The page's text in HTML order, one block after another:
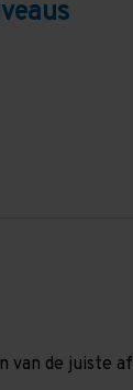
van de juiste